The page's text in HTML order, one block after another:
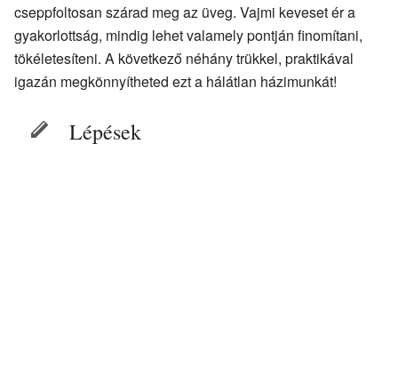
cseppfoltosan szárad meg az üveg. Vajmi keveset ér a
gyakorlottság, mindig lehet valamely pontján finomítani,
tökéletesíteni. A következő néhány trükkel, praktikával
igazán megkönnyítheted ezt a hálátlan házimunkát!
Lépések